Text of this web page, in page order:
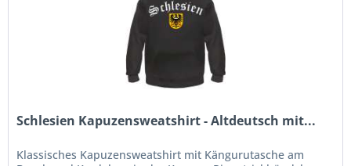
Schlesien Kapuzensweatshirt - Altdeutsch mit...
Klassisches Kapuzensweatshirt mit Kängurutasche am